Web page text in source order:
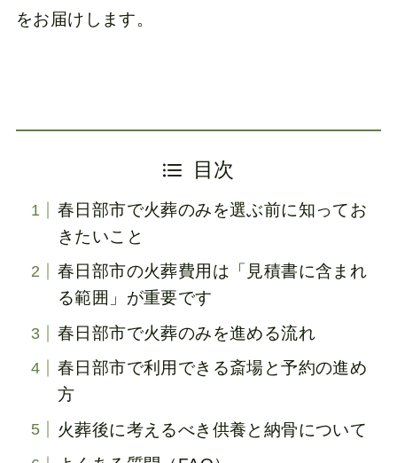
をお届けします。
目次
春日部市で火葬のみを選ぶ前に知ってお
きたいこと
春日部市の火葬費用は「見積書に含まれ
る範囲」が重要です
春日部市で火葬のみを進める流れ
春日部市で利用できる斎場と予約の進め
方
火葬後に考えるべき供養と納骨について